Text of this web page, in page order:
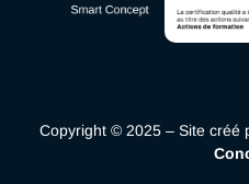
Copyright © 2025 – Site créé